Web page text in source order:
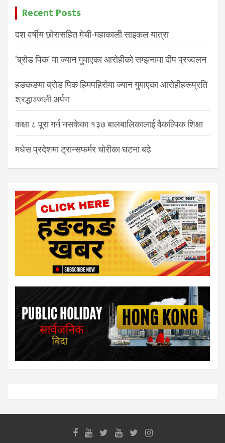
Recent Posts
दश वर्षीय छोरासहित मेची-महाकाली साइकल यात्रा
‘ब्रोड पिक’ मा ज्यान गुमाएका आरोहीको सम्झनामा दीप प्रज्वलन
हङकङमा ब्रोड पिक हिमपहिरोमा ज्यान गुमाएका आरोहीहरूप्रति
श्रद्धाञ्जली अर्पण
कक्षा ८ पूरा गर्न नसकेका १३७ बालबालिकालाई वैकल्पिक शिक्षा
मधेस प्रदेशमा ट्रान्सफर्मर चोरीका घटना बढे